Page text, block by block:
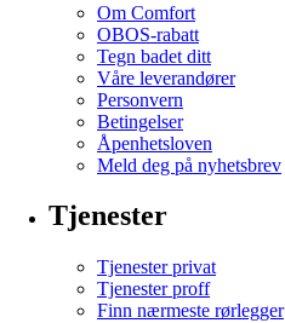
Om Comfort
OBOS-rabatt
Tegn badet ditt
Våre leverandører
Personvern
Betingelser
Åpenhetsloven
Meld deg på nyhetsbrev
Tjenester
Tjenester privat
Tjenester proff
Finn nærmeste rørlegger